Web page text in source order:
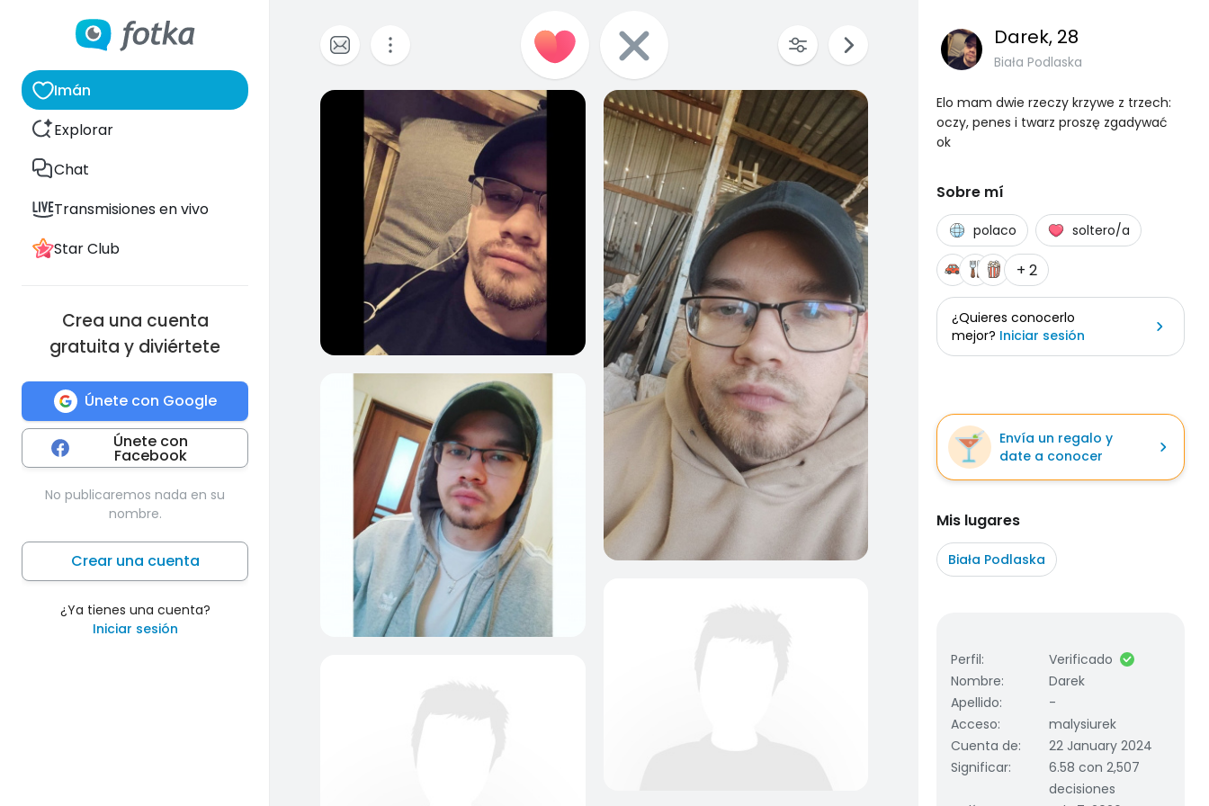
Imán
Explorar
Chat
Transmisiones en vivo
Star Club
Crea una cuenta
gratuita y diviértete
Únete con Google
Únete con
Facebook
No publicaremos nada en su
nombre.
Crear una cuenta
¿Ya tienes una cuenta?
Iniciar sesión
0 0
0
0 0
Darek, 28
Biała Podlaska
Elo mam dwie rzeczy krzywe z trzech:
oczy, penes i twarz proszę zgadywać
ok
Sobre mí
polaco soltero/a
+ 2
¿Quieres conocerlo
mejor? Iniciar sesión
Envía un regalo y
date a conocer
Mis lugares
Biała Podlaska
Perfil:
Verificado
Nombre:
Darek
Apellido:
-
Acceso:
malysiurek
Cuenta de:
22 January 2024
Significar:
6.58 con 2,507
decisiones